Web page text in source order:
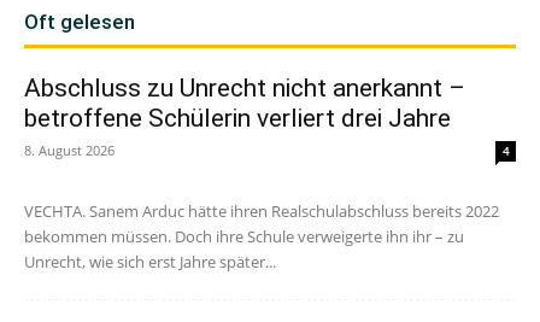
Oft gelesen
Abschluss zu Unrecht nicht anerkannt –
betroffene Schülerin verliert drei Jahre
8. August 2026 4
VECHTA. Sanem Arduc hätte ihren Realschulabschluss bereits 2022
bekommen müssen. Doch ihre Schule verweigerte ihn ihr – zu
Unrecht, wie sich erst Jahre später...